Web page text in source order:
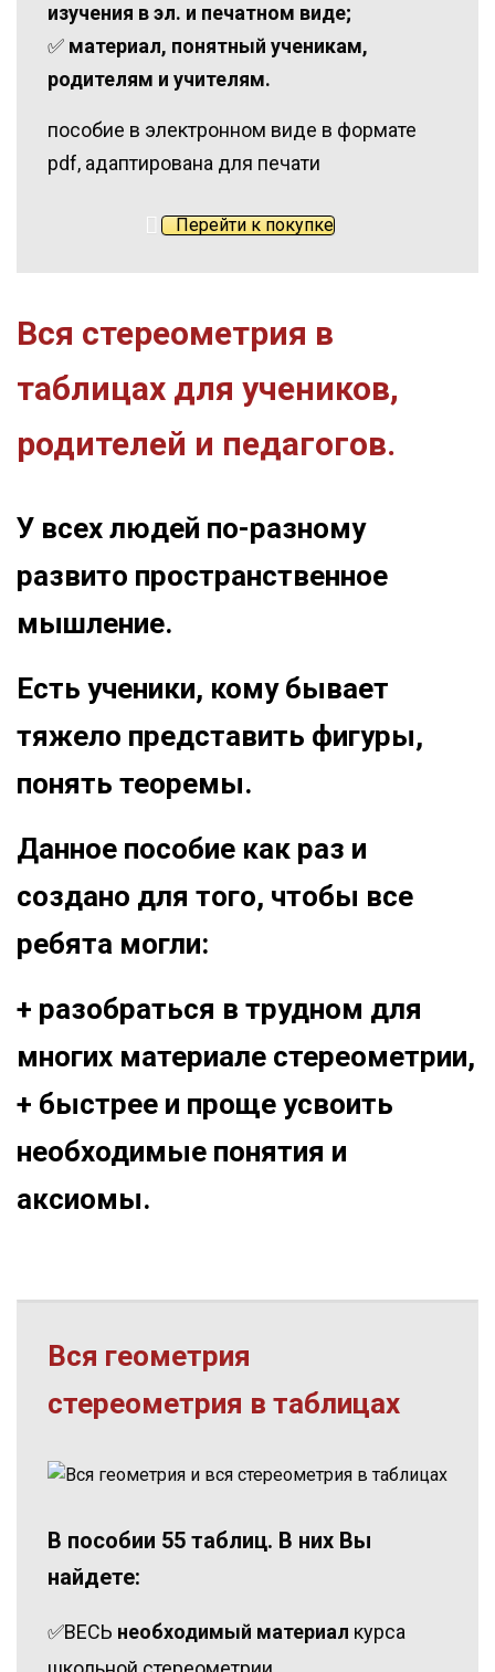
изучения в эл. и печатном виде;
✅материал, понятный ученикам,
родителям и учителям.
пособие в электронном виде в формате
pdf, адаптирована для печати
Перейти к покупке
Вся стереометрия в
таблицах для учеников,
родителей и педагогов.
‌У всех людей по-разному
развито пространственное
мышление.
‌Есть ученики, кому бывает
тяжело представить фигуры,
понять теоремы.
‌Данное пособие как раз и
создано для того, чтобы все
ребята могли:
‌+ разобраться в трудном для
многих материале стереометрии,
‌+ быстрее и проще усвоить
необходимые понятия и
аксиомы.
Вся геометрия
стереометрия в таблицах
В пособии 55 таблиц. В них Вы
найдете:
✅ВЕСЬ необходимый материал курса